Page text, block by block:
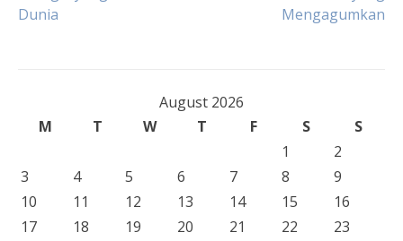
Dunia
Mengagumkan
August 2026
M
T W T F S
S
1
2
3
4 5 6 7 8
9
10
11 12 13 14 15
16
17
18 19 20 21 22
23